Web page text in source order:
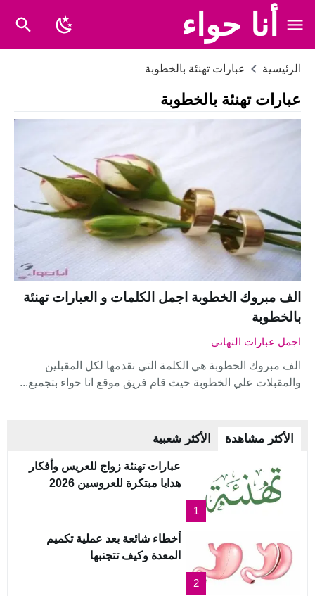
أنا حواء
الرئيسية عبارات تهنئة بالخطوبة
عبارات تهنئة بالخطوبة
الف مبروك الخطوبة اجمل الكلمات و العبارات تهنئة
بالخطوبة
اجمل عبارات التهاني
الف مبروك الخطوبة هي الكلمة التي نقدمها لكل المقبلين
والمقبلات علي الخطوبة حيث قام فريق موقع انا حواء بتجميع...
الأكثر مشاهدة الأكثر شعبية
1
عبارات تهنئة زواج للعريس وأفكار
هدايا مبتكرة للعروسين 2026
2
أخطاء شائعة بعد عملية تكميم
المعدة وكيف تتجنبها